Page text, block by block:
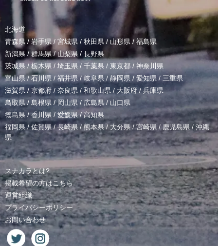
北海道
青森県 / 岩手県/ 宮城県 / 秋田県 / 山形県/ 福島県
新潟県 /群馬県/山梨県 / 長野県
茨城県 / 栃木県 / 埼玉県 / 千葉県 / 東京都 / 神奈川県
富山県 /石川県/福井県/岐阜県 / 静岡県 / 愛知県 / 三重県
滋賀県 / 京都府 / 奈良県 / 和歌山県/ 大阪府 /兵庫県
鳥取県/ 島根県 /岡山県/ 広島県 / 山口県
徳島県 /香川県 / 愛媛県/高知県
福岡県/佐賀県/長崎県 /熊本県/ 大分県/宮崎県 /鹿児島県 / 沖縄
県
スナカラとは?
掲載希望の方はこちら
運営組織
プライバシーポリシー
お問い合わせ